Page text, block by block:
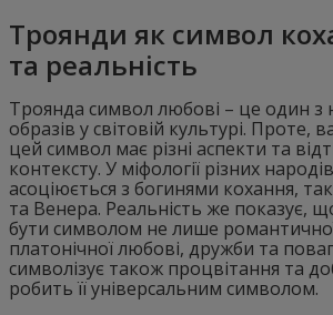
Троянди як символ
та реальність
Троянда символ любові – це один
образів у світовій культурі. Проте,
цей символ має різні аспекти та
контексту. У міфології різних
асоціюється з богинями кохання,
та Венера. Реальність же показує,
бути символом не лише
платонічної любові, дружби та
символізує також процвітання та
робить її універсальним символом.